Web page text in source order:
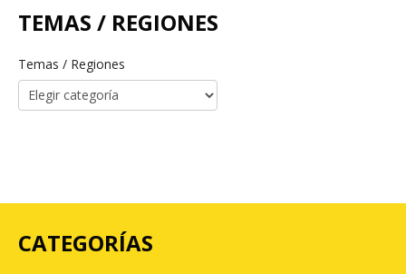
TEMAS / REGIONES
Temas / Regiones
CATEGORÍAS